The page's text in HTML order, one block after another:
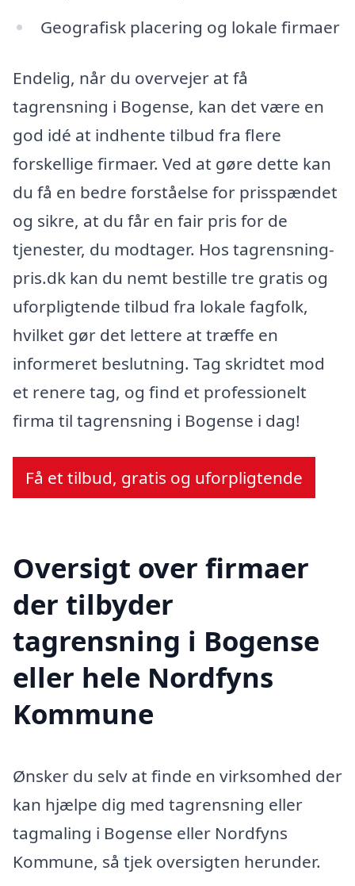
Geografisk placering og lokale firmaer
Endelig, når du overvejer at få
tagrensning i Bogense, kan det være en
god idé at indhente tilbud fra flere
forskellige firmaer. Ved at gøre dette kan
du få en bedre forståelse for prisspændet
og sikre, at du får en fair pris for de
tjenester, du modtager. Hos tagrensning-
pris.dk kan du nemt bestille tre gratis og
uforpligtende tilbud fra lokale fagfolk,
hvilket gør det lettere at træffe en
informeret beslutning. Tag skridtet mod
et renere tag, og find et professionelt
firma til tagrensning i Bogense i dag!
Få et tilbud, gratis og uforpligtende
Oversigt over firmaer
der tilbyder
tagrensning i Bogense
eller hele Nordfyns
Kommune
Ønsker du selv at finde en virksomhed der
kan hjælpe dig med tagrensning eller
tagmaling i Bogense eller Nordfyns
Kommune, så tjek oversigten herunder.